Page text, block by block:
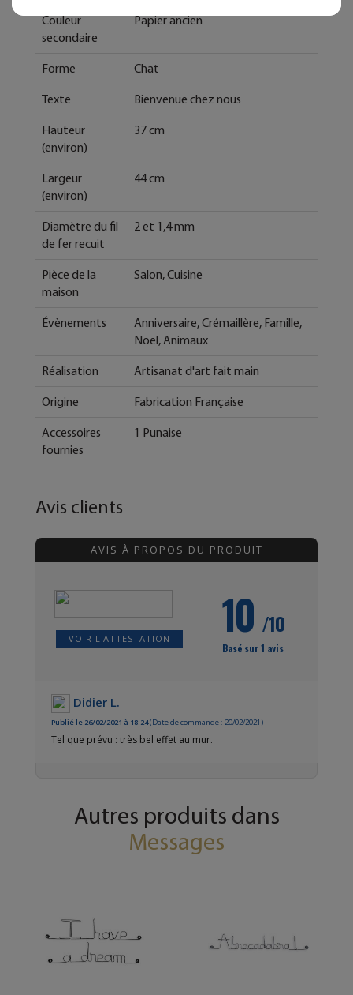
Couleur
secondaire
Papier ancien
Forme Chat
Texte Bienvenue chez nous
Hauteur
(environ)
37 cm
Largeur
(environ)
44 cm
Diamètre du fil
de fer recuit
2 et 1,4 mm
Pièce de la
maison
Salon, Cuisine
Évènements
Anniversaire, Crémaillère, Famille,
Noël, Animaux
Réalisation Artisanat d'art fait main
Origine Fabrication Française
Accessoires
fournies
1 Punaise
Avis clients
AVIS À PROPOS DU PRODUIT
VOIR L'ATTESTATION 10 /10
Basé sur 1 avis
Didier L.
Publié le 26/02/2021 à 18:24(Date de commande : 20/02/2021)
Tel que prévu : très bel effet au mur.
Autres produits dans
Messages